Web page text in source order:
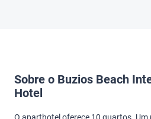
Sobre o Buzios Beach
Hotel